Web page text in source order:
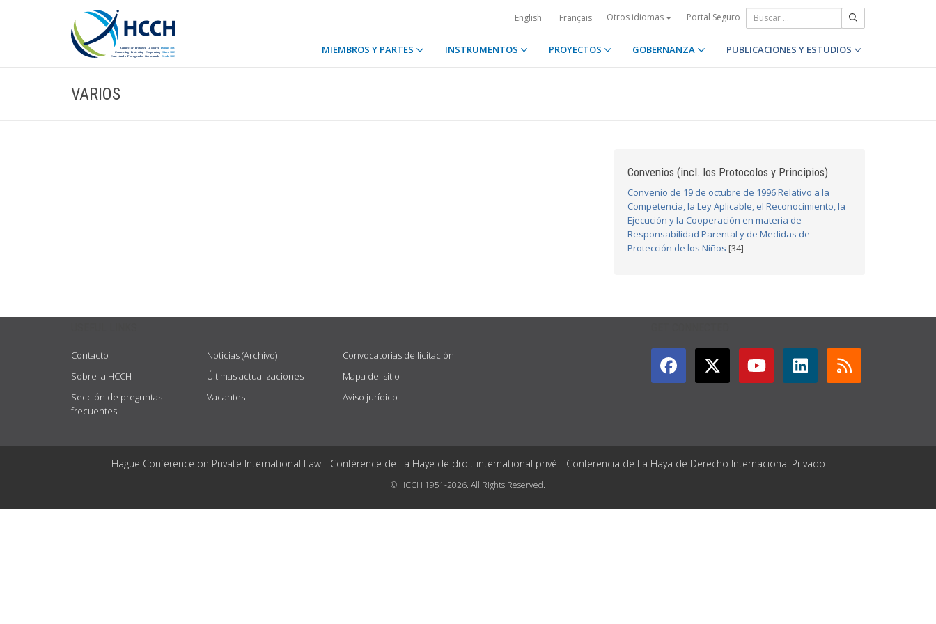
English Français Otros idiomas Portal Seguro
MIEMBROS Y PARTES INSTRUMENTOS PROYECTOS GOBERNANZA PUBLICACIONES Y ESTUDIOS
VARIOS
Convenios (incl. los Protocolos y Principios)
Convenio de 19 de octubre de 1996 Relativo a la
Competencia, la Ley Aplicable, el Reconocimiento, la
Ejecución y la Cooperación en materia de
Responsabilidad Parental y de Medidas de
Protección de los Niños [34]
Contacto
Sobre la HCCH
Sección de preguntas
frecuentes
Noticias (Archivo)
Últimas actualizaciones
Vacantes
Convocatorias de licitación
Mapa del sitio
Aviso jurídico
Hague Conference on Private International Law - Conférence de La Haye de droit international privé - Conferencia de La Haya de Derecho Internacional Privado
© HCCH 1951-2026. All Rights Reserved.